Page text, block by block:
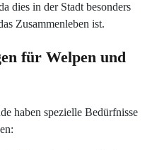
dies in der Stadt besonders
Zusammenleben ist.
für Welpen und
haben spezielle Bedürfnisse